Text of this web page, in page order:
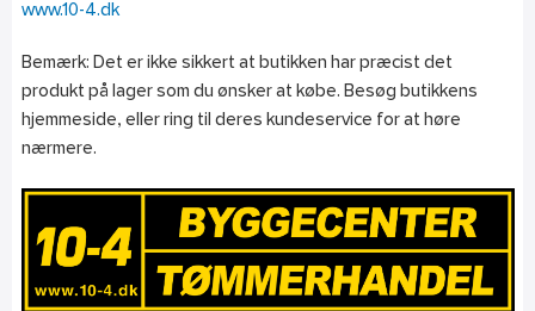
www.10-4.dk
Bemærk: Det er ikke sikkert at butikken har præcist det
produkt på lager som du ønsker at købe. Besøg butikkens
hjemmeside, eller ring til deres kundeservice for at høre
nærmere.